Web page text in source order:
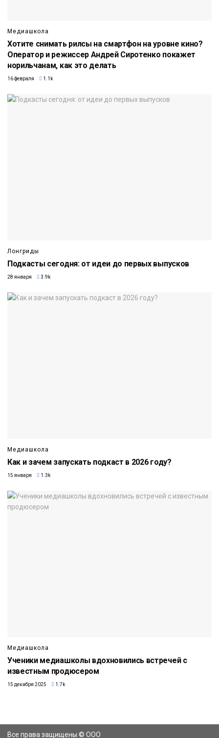
Медиашкола
Хотите снимать рилсы на смартфон на уровне кино?
Оператор и режиссер Андрей Сиротенко покажет
норильчанам, как это делать
16 февраля 1.1k
Лонгриды
Подкасты сегодня: от идеи до первых выпусков
28 января 3.9k
Медиашкола
Как и зачем запускать подкаст в 2026 году?
15 января 1.3k
Медиашкола
Ученики медиашколы вдохновились встречей с
известным продюсером
15 декабря 2025 1.7k
Все права защищены © ООО